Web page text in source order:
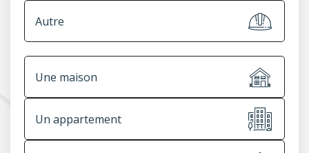
Autre
Une maison
Un appartement